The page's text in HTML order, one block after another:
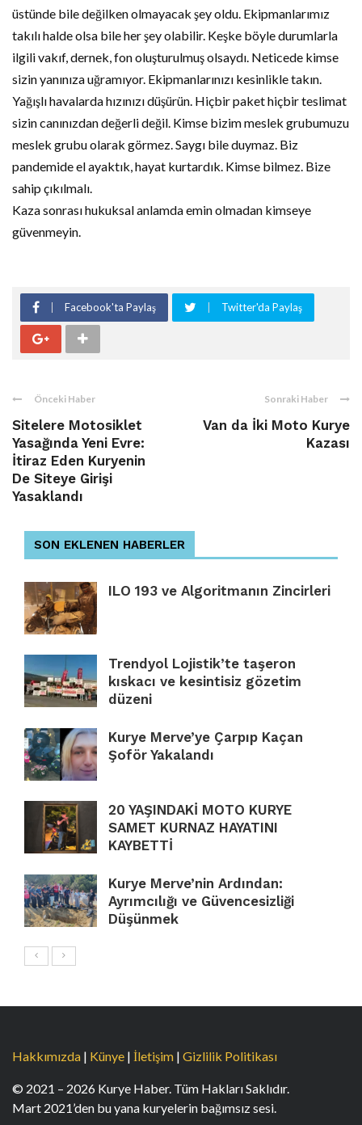
üstünde bile değilken olmayacak şey oldu. Ekipmanlarımız
takılı halde olsa bile her şey olabilir. Keşke böyle durumlarla
ilgili vakıf, dernek, fon oluşturulmuş olsaydı. Neticede kimse
sizin yanınıza uğramıyor. Ekipmanlarınızı kesinlikle takın.
Yağışlı havalarda hızınızı düşürün. Hiçbir paket hiçbir teslimat
sizin canınızdan değerli değil. Kimse bizim meslek grubumuzu
meslek grubu olarak görmez. Saygı bile duymaz. Biz
pandemide el ayaktık, hayat kurtardık. Kimse bilmez. Bize
sahip çıkılmalı.
Kaza sonrası hukuksal anlamda emin olmadan kimseye
güvenmeyin.
Facebook'ta Paylaş Twitter'da Paylaş
Önceki Haber
Sitelere Motosiklet
Yasağında Yeni Evre:
İtiraz Eden Kuryenin
De Siteye Girişi
Yasaklandı
Sonraki Haber
Van da İki Moto Kurye
Kazası
SON EKLENEN HABERLER
ILO 193 ve Algoritmanın Zincirleri
Trendyol Lojistik’te taşeron
kıskacı ve kesintisiz gözetim
düzeni
Kurye Merve’ye Çarpıp Kaçan
Şoför Yakalandı
20 YAŞINDAKİ MOTO KURYE
SAMET KURNAZ HAYATINI
KAYBETTİ
Kurye Merve’nin Ardından:
Ayrımcılığı ve Güvencesizliği
Düşünmek
Hakkımızda | Künye | İletişim | Gizlilik Politikası
© 2021 – 2026 Kurye Haber. Tüm Hakları Saklıdır.
Mart 2021’den bu yana kuryelerin bağımsız sesi.